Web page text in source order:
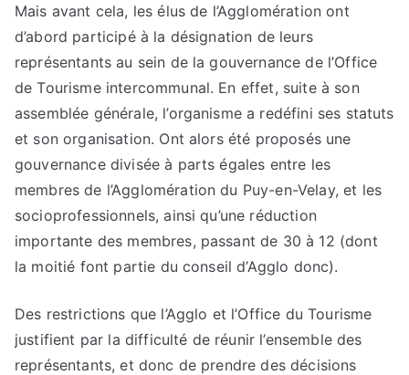
Mais avant cela, les élus de l’Agglomération ont
d’abord participé à la désignation de leurs
représentants au sein de la gouvernance de l’Office
de Tourisme intercommunal. En effet, suite à son
assemblée générale, l’organisme a redéfini ses statuts
et son organisation. Ont alors été proposés une
gouvernance divisée à parts égales entre les
membres de l’Agglomération du Puy-en-Velay, et les
socioprofessionnels, ainsi qu’une réduction
importante des membres, passant de 30 à 12 (dont
la moitié font partie du conseil d’Agglo donc).
Des restrictions que l’Agglo et l’Office du Tourisme
justifient par la difficulté de réunir l’ensemble des
représentants, et donc de prendre des décisions